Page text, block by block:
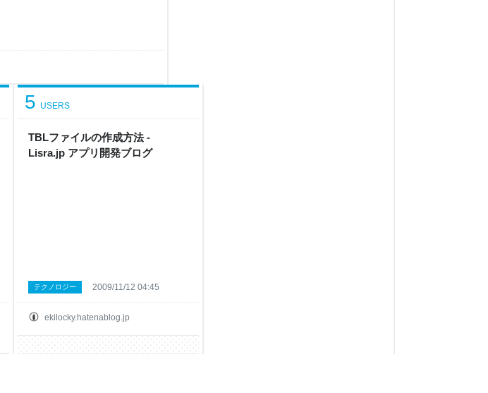
TBLファイルの作成方法 -
Lisra.jp アプリ開発ブログ
5 USERS
ekilocky.hatenablog.jp
テクノロジー 2009/11/12 04:45